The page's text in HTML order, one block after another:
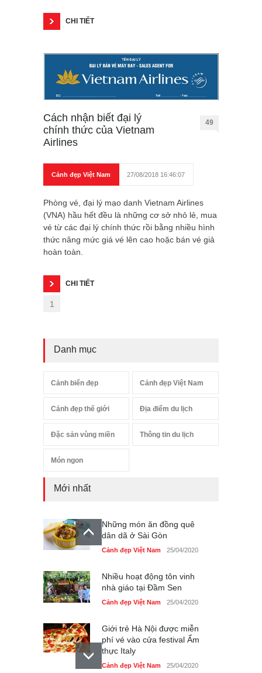
CHI TIẾT
Cách nhận biết đại lý
chính thức của Vietnam
Airlines
49
Cảnh đẹp Việt Nam 27/08/2018 16:46:07
Phòng vé, đại lý mạo danh Vietnam Airlines
(VNA) hầu hết đều là những cơ sở nhỏ lẻ, mua
vé từ các đại lý chính thức rồi bằng nhiều hình
thức nâng mức giá vé lên cao hoặc bán vé giả
hoàn toàn.
CHI TIẾT
1
Danh mục
Cảnh biển đẹp Cảnh đẹp Việt Nam
Cảnh đẹp thế giới Địa điểm du lịch
Đặc sản vùng miền Thông tin du lịch
Món ngon
Mới nhất
Những món ăn đồng quê
dân dã ở Sài Gòn
Cảnh đẹp Việt Nam 25/04/2020
Nhiều hoạt động tôn vinh
nhà giáo tại Đầm Sen
Cảnh đẹp Việt Nam 25/04/2020
Giới trẻ Hà Nội được miễn
phí vé vào cửa festival Ẩm
thực Italy
Cảnh đẹp Việt Nam 25/04/2020